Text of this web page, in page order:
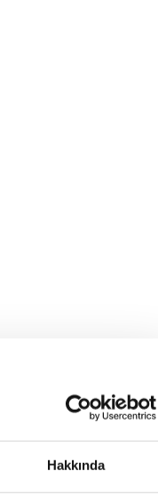
Hakkında